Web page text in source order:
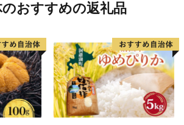
おすすめの返礼品